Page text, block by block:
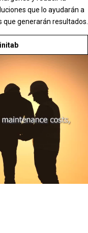
que lo ayudarán a
generarán resultados.